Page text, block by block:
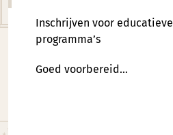
Inschrijven voor educatieve
programma’s
Goed voorbereid…